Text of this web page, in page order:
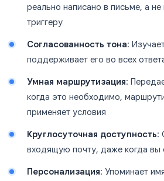
реально написано в письме, а
триггеру
Согласованность тона:
поддерживает его во всех
Умная маршрутизация:
когда это необходимо,
применяет условия
Круглосуточная доступность:
входящую почту, даже когда вы
Персонализация: Упоминает